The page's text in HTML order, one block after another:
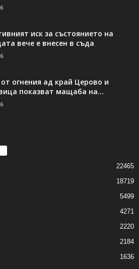
иск за състоянието на
вече е внесен в съда
огнения ад край Церово и
показват мащаба на...
22465
18719
5499
4271
2220
2184
1636